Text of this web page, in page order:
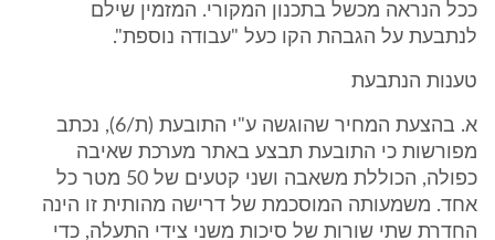
ככל הנראה מכשל בתכנון המקורי. המזמין שילם
לנתבעת על הגבהת הקו כעל "עבודה נוספת".
טענות הנתבעת
א. בהצעת המחיר שהוגשה ע"י התובעת (ת/6), נכתב
מפורשות כי התובעת תבצע באתר מערכת שאיבה
כפולה, הכוללת משאבה ושני קטעים של 50 מטר כל
אחד. משמעותה המוסכמת של דרישה מהותית זו הינה
החדרת שתי שורות של סיכות משני צידי התעלה, כדי